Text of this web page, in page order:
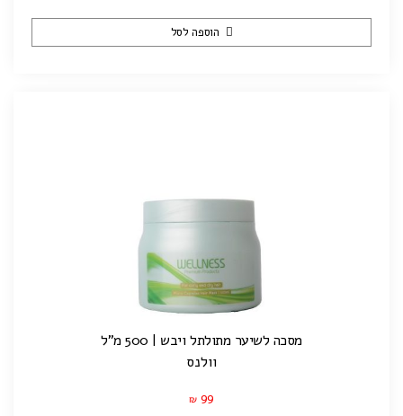
הוספה לסל
מסכה לשיער מתולתל ויבש | 500 מ"ל
וולנס
₪ 99